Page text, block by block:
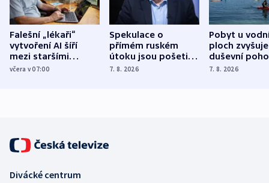
Falešní „lékaři“
vytvoření AI šíří
mezi staršími
Poláky nebezpečné
včera v 07:00
Spekulace o
přímém ruském
útoku jsou pošetilé,
míní estonský
7. 8. 2026
Pobyt u
ploch zvyšuje
duševní
ukázala
7. 8. 2026
Divácké centrum